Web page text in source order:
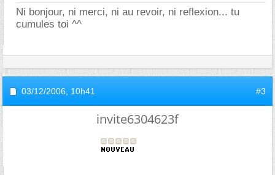
Ni bonjour, ni merci, ni au revoir, ni reflexion... tu
cumules toi ^^
03/12/2006, 10h41 #3
invite6304623f